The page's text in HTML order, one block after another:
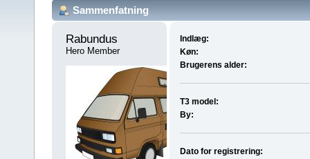
Sammenfatning
Rabundus
Hero Member
Indlæg:
Køn:
Brugerens alder:
T3 model:
By:
Dato for registrering: